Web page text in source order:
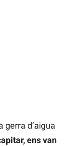
gerra d’aigua
ens van